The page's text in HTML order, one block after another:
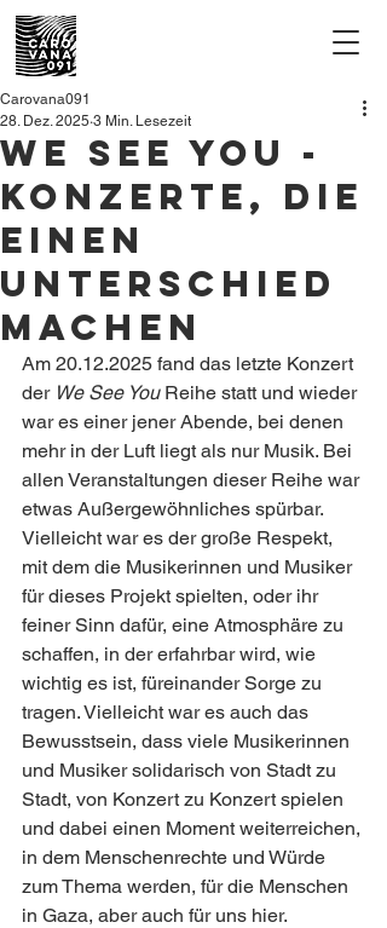
We See You -
Konzerte, die
einen
Unterschied
machen
Carovana091
28. Dez. 2025 3 Min. Lesezeit
Am 20.12.2025 fand das letzte Konzert
der We See You Reihe statt und wieder
war es einer jener Abende, bei denen
mehr in der Luft liegt als nur Musik. Bei
allen Veranstaltungen dieser Reihe war
etwas Außergewöhnliches spürbar.
Vielleicht war es der große Respekt,
mit dem die Musikerinnen und Musiker
für dieses Projekt spielten, oder ihr
feiner Sinn dafür, eine Atmosphäre zu
schaffen, in der erfahrbar wird, wie
wichtig es ist, füreinander Sorge zu
tragen. Vielleicht war es auch das
Bewusstsein, dass viele Musikerinnen
und Musiker solidarisch von Stadt zu
Stadt, von Konzert zu Konzert spielen
und dabei einen Moment weiterreichen,
in dem Menschenrechte und Würde
zum Thema werden, für die Menschen
in Gaza, aber auch für uns hier.